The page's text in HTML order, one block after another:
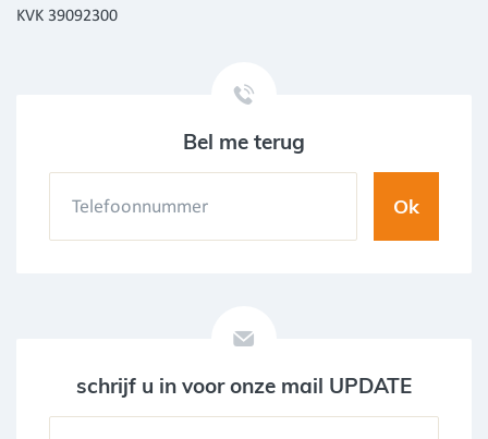
KVK 39092300
Bel me terug
schrijf u in voor onze mail UPDATE